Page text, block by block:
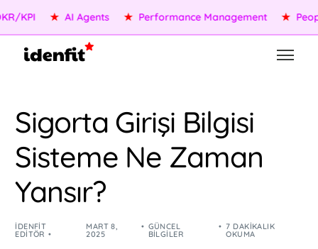
★ AI Agents ★ Performance Management ★ People
Sigorta Girişi Bilgisi
Sisteme Ne Zaman
Yansır?
IDENFIT
EDITÖR
MART 8,
2025
GÜNCEL
BILGILER
7 DAKIKALIK
OKUMA